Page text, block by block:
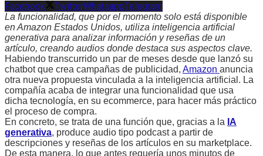
Facebook TwitterWhatsappTelegram
La funcionalidad, que por el momento solo está disponible
en Amazon Estados Unidos, utiliza inteligencia artificial
generativa para analizar información y reseñas de un
artículo, creando audios donde destaca sus aspectos clave.
Habiendo transcurrido un par de meses desde que lanzó su
chatbot que crea campañas de publicidad, Amazon anuncia
otra nueva propuesta vinculada a la inteligencia artificial. La
compañía acaba de integrar una funcionalidad que usa
dicha tecnología, en su ecommerce, para hacer más práctico
el proceso de compra.
En concreto, se trata de una función que, gracias a la IA
generativa, produce audio tipo podcast a partir de
descripciones y reseñas de los artículos en su marketplace.
De esta manera, lo que antes requería unos minutos de